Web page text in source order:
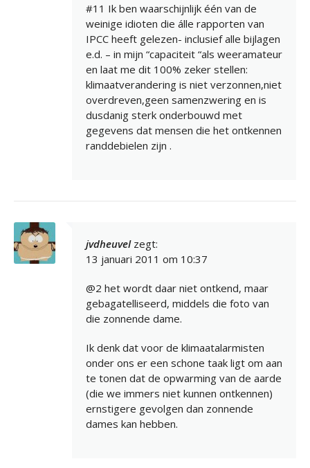
#11 Ik ben waarschijnlijk één van de
weinige idioten die álle rapporten van
IPCC heeft gelezen- inclusief alle bijlagen
e.d. – in mijn “capaciteit “als weeramateur
en laat me dit 100% zeker stellen:
klimaatverandering is niet verzonnen,niet
overdreven,geen samenzwering en is
dusdanig sterk onderbouwd met
gegevens dat mensen die het ontkennen
randdebielen zijn .
jvdheuvel zegt:
13 januari 2011 om 10:37
@2 het wordt daar niet ontkend, maar
gebagatelliseerd, middels die foto van
die zonnende dame.
Ik denk dat voor de klimaatalarmisten
onder ons er een schone taak ligt om aan
te tonen dat de opwarming van de aarde
(die we immers niet kunnen ontkennen)
ernstigere gevolgen dan zonnende
dames kan hebben.